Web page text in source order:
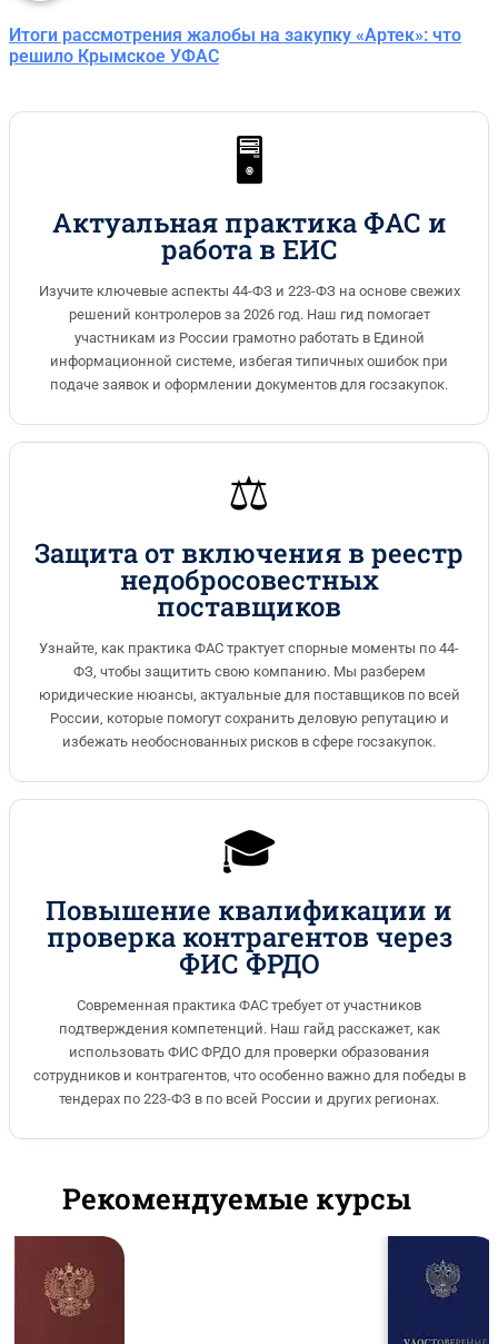
Итоги рассмотрения жалобы на закупку «Артек»: что
решило Крымское УФАС
🖥️
Актуальная практика ФАС и
работа в ЕИС
Изучите ключевые аспекты 44-ФЗ и 223-ФЗ на основе свежих
решений контролеров за 2026 год. Наш гид помогает
участникам из России грамотно работать в Единой
информационной системе, избегая типичных ошибок при
подаче заявок и оформлении документов для госзакупок.
⚖️
Защита от включения в реестр
недобросовестных
поставщиков
Узнайте, как практика ФАС трактует спорные моменты по 44-
ФЗ, чтобы защитить свою компанию. Мы разберем
юридические нюансы, актуальные для поставщиков по всей
России, которые помогут сохранить деловую репутацию и
избежать необоснованных рисков в сфере госзакупок.
🎓
Повышение квалификации и
проверка контрагентов через
ФИС ФРДО
Современная практика ФАС требует от участников
подтверждения компетенций. Наш гайд расскажет, как
использовать ФИС ФРДО для проверки образования
сотрудников и контрагентов, что особенно важно для победы в
тендерах по 223-ФЗ в по всей России и других регионах.
Рекомендуемые курсы